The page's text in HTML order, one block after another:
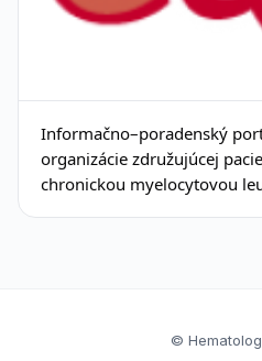
Informačno–poradenský
organizácie združujúcej
chronickou myelocytovou
©